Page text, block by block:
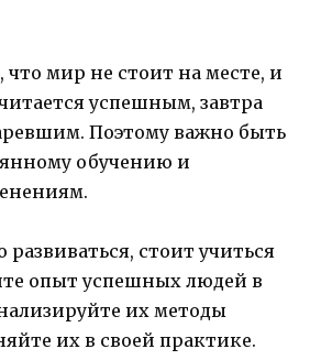
мир не стоит на месте, и
успешным, завтра
Поэтому важно быть
обучению и
стоит учиться
опыт успешных людей в
их методы
их в своей практике.